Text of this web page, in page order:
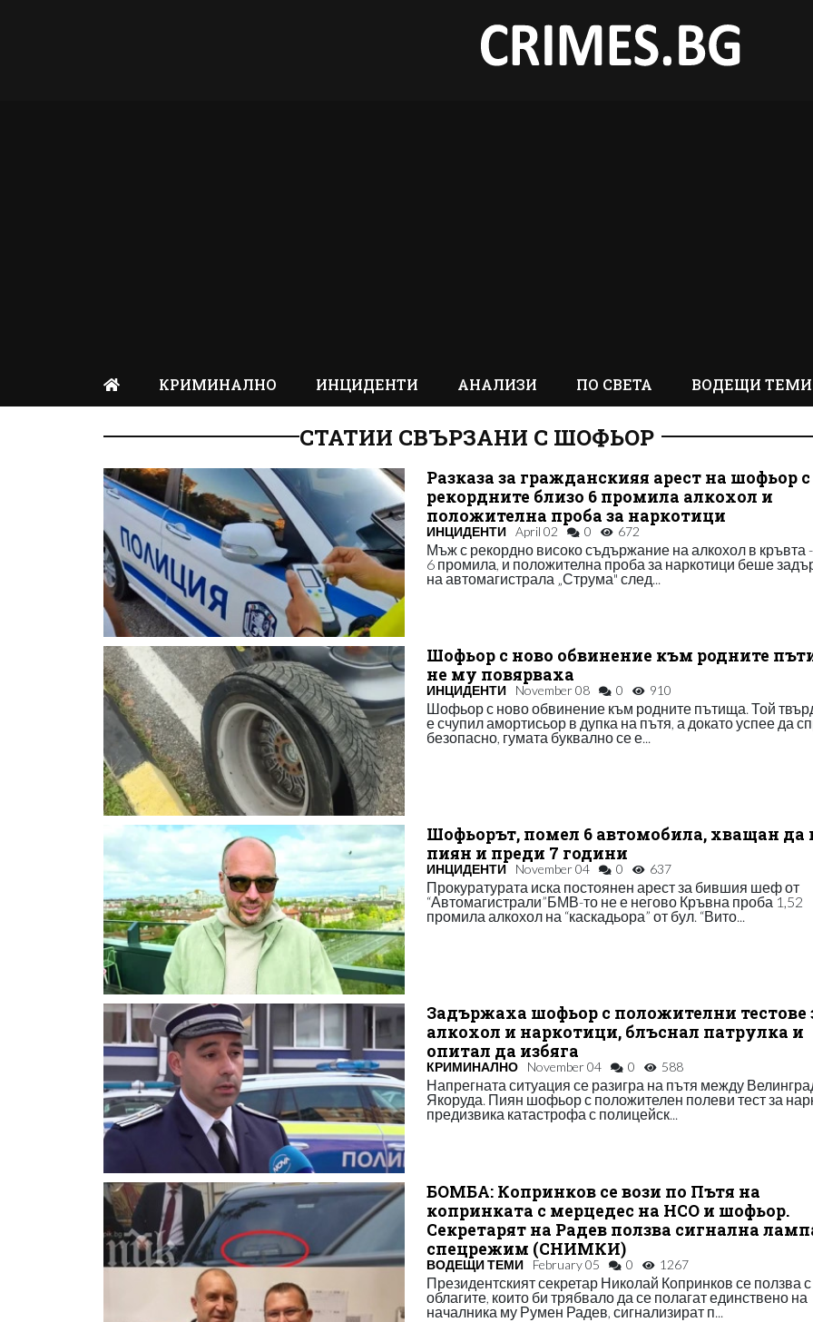
КРИМИНАЛНО ИНЦИДЕНТИ АНАЛИЗИ ПО СВЕТА ВОДЕЩИ ТЕМИ
СТАТИИ СВЪРЗАНИ С ШОФЬОР
Разказа за гражданскияя арест на шофьор с
рекордните близо 6 промила алкохол и
положителна проба за наркотици
ИНЦИДЕНТИ April 02 0 672
Мъж с рекордно високо съдържание на алкохол в кръвта
6 промила, и положителна проба за наркотици беше
на автомагистрала „Струма" след...
Шофьор с ново обвинение към родните
не му повярваха
ИНЦИДЕНТИ November 08 0 910
Шофьор с ново обвинение към родните пътища. Той
е счупил амортисьор в дупка на пътя, а докато успее да
безопасно, гумата буквално се е...
Шофьорът, помел 6 автомобила, хващан да
пиян и преди 7 години
ИНЦИДЕНТИ November 04 0 637
Прокуратурата иска постоянен арест за бившия шеф от
“Автомагистрали”БМВ-то не е негово Кръвна проба 1,52
промила алкохол на “каскадьора” от бул. “Вито...
Задържаха шофьор с положителни тестове
алкохол и наркотици, блъснал патрулка и
опитал да избяга
КРИМИНАЛНО November 04 0 588
Напрегната ситуация се разигра на пътя между
Якоруда. Пиян шофьор с положителен полеви тест за
предизвика катастрофа с полицейск...
БОМБА: Копринков се вози по Пътя на
копринката с мерцедес на НСО и шофьор.
Секретарят на Радев ползва сигнална
спецрежим (СНИМКИ)
ВОДЕЩИ ТЕМИ February 05 0 1267
Президентският секретар Николай Копринков се ползва с
облагите, които би трябвало да се полагат единствено на
началника му Румен Радев, сигнализират п...